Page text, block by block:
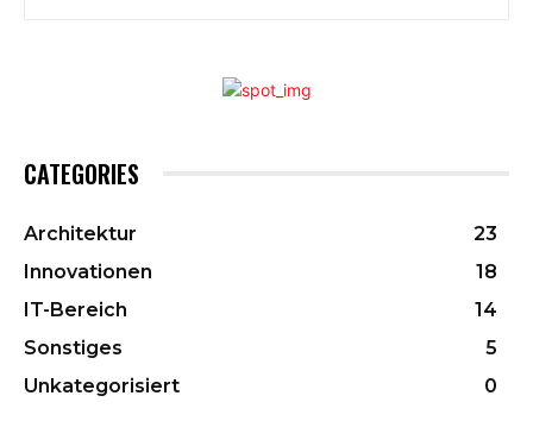
CATEGORIES
Architektur
23
Innovationen
18
IT-Bereich
14
Sonstiges
5
Unkategorisiert
0